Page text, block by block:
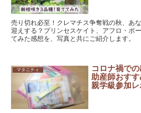
売り切れ必至！クレマチス争奪戦の秋、あ
迎えする？プリンセスケイト、アフロ・ボ
てみた感想を、写真と共にご紹介します。
マタニティ
コロナ禍で
助産師おす
親学級参加レ